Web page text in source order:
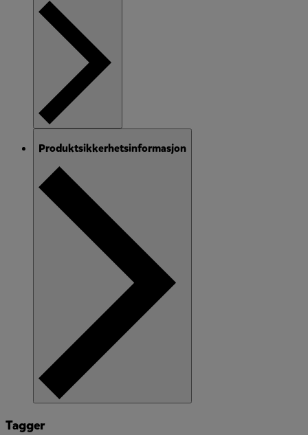
Produktsikkerhetsinformasjon
Tagger